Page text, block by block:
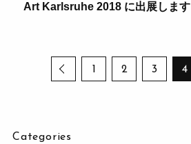
Art Karlsruhe 2018 に出展します
1 2 3 4
Categories